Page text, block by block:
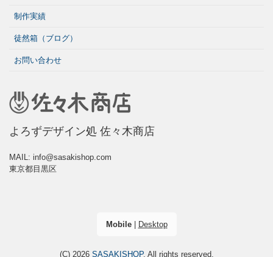
制作実績
徒然箱（ブログ）
お問い合わせ
よろずデザイン処 佐々木商店
MAIL: info@sasakishop.com
東京都目黒区
Mobile| Desktop
(C) 2026 SASAKISHOP. All rights reserved.